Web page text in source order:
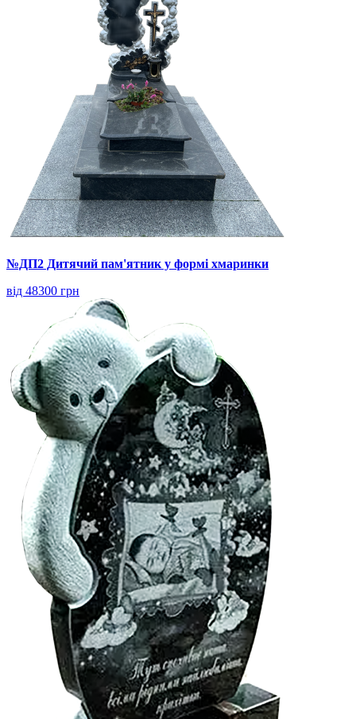
№ДП2 Дитячий пам'ятник у формі хмаринки
від 48300 грн